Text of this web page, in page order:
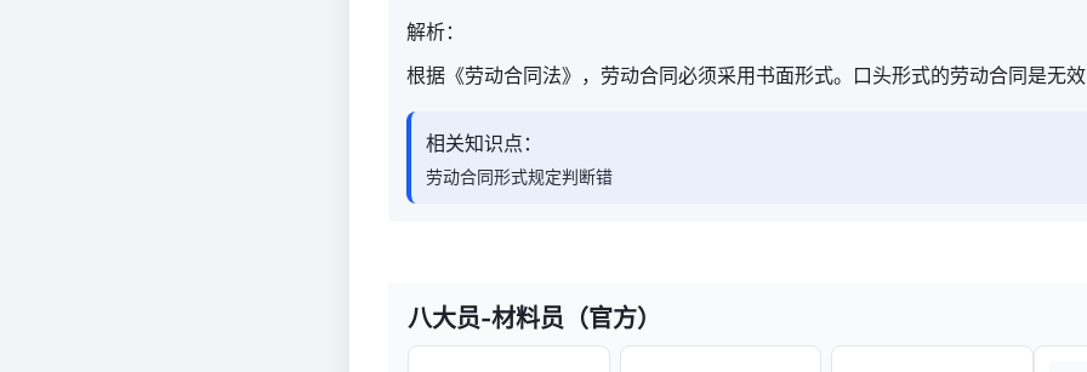
解析：
根据《劳动合同法》，劳动合同必须采用书面形式。口头形式的劳动合同是无
相关知识点：
劳动合同形式规定判断错
八大员-材料员（官方）